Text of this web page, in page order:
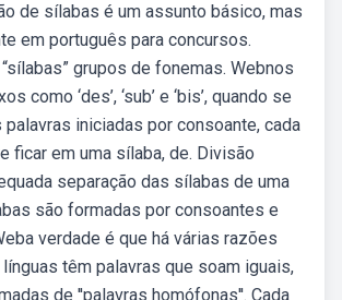
de sílabas é um assunto básico, mas
em português para concursos.
grupos de fonemas. Webnos
como ‘des’, ‘sub’ e ‘bis’, quando se
palavras iniciadas por consoante, cada
ficar em uma sílaba, de. Divisão
separação das sílabas de uma
são formadas por consoantes e
verdade é que há várias razões
têm palavras que soam iguais,
de ''palavras homófonas''. Cada